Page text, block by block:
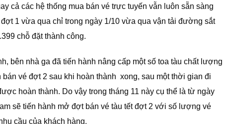
cả các hệ thống mua bán vé trực tuyến vẫn luôn sẵn sàng
1 vừa qua chỉ trong ngày 1/10 vừa qua vận tải đường sắt
chỗ đặt thành công.
bên nhà ga đã tiến hành nâng cấp một số toa tàu chất lượng
vé đợt 2 sau khi hoàn thành xong, sau một thời gian đi
hoàn thành. Do vậy trong tháng 11 này cụ thể là từ ngày
sẽ tiến hành mở đợt bán vé tàu tết đợt 2 với số lượng vé
cầu của khách hàng.